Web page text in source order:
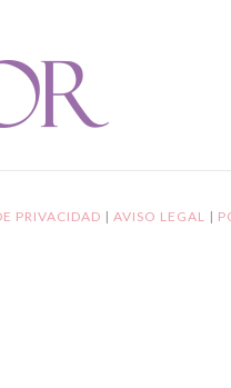
PRIVACIDAD | AVISO LEGAL |
DE COOKIES RGPD